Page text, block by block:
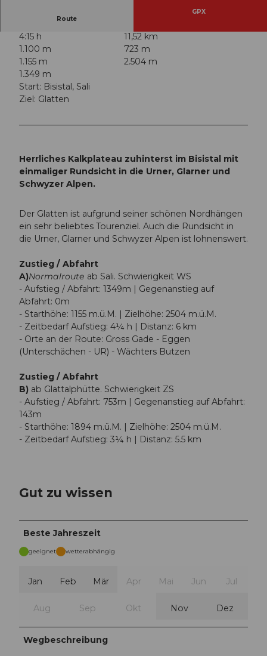
Route
GPX
4:15 h
11,52 km
1.100 m
723 m
1.155 m
2.504 m
1.349 m
Start: Bisistal, Sali
Ziel: Glatten
Herrliches Kalkplateau zuhinterst im Bisistal mit
einmaliger Rundsicht in die Urner, Glarner und
Schwyzer Alpen.
Der Glatten ist aufgrund seiner schönen Nordhängen
ein sehr beliebtes Tourenziel. Auch die Rundsicht in
die Urner, Glarner und Schwyzer Alpen ist lohnenswert.
Zustieg / Abfahrt
A)Normalroute ab Sali. Schwierigkeit WS
- Aufstieg / Abfahrt: 1349m | Gegenanstieg auf
Abfahrt: 0m
- Starthöhe: 1155 m.ü.M. | Zielhöhe: 2504 m.ü.M.
- Zeitbedarf Aufstieg: 4¼ h | Distanz: 6 km
- Orte an der Route: Gross Gade - Eggen
(Unterschächen - UR) - Wächters Butzen
Zustieg / Abfahrt
B) ab Glattalphütte. Schwierigkeit ZS
- Aufstieg / Abfahrt: 753m | Gegenanstieg auf Abfahrt:
143m
- Starthöhe: 1894 m.ü.M. | Zielhöhe: 2504 m.ü.M.
- Zeitbedarf Aufstieg: 3¼ h | Distanz: 5.5 km
Gut zu wissen
Beste Jahreszeit
geeignet wetterabhängig
Jan Feb Mär Apr Mai Jun Jul
Aug Sep Okt Nov Dez
Wegbeschreibung